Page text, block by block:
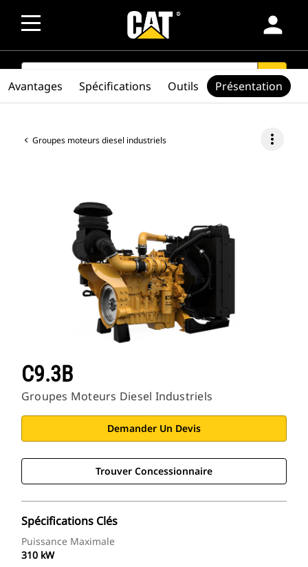
person
SEARCH search
Groupes moteurs diesel industriels more_vert
C9.3B
Groupes Moteurs Diesel Industriels
Demander Un Devis
Trouver Concessionnaire
Spécifications Clés
Puissance Maximale
310 kW
Avantages Spécifications Outils Présentation